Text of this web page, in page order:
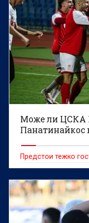
Може ли ЦСКА
Панатинайкос
Предстои тежко